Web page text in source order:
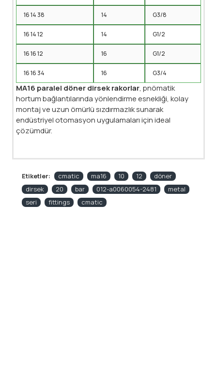
16 14 38 14 G3/8
16 14 12 14 G1/2
16 16 12 16 G1/2
16 16 34 16 G3/4
MA16 paralel döner dirsek rakorlar, pnömatik
hortum bağlantılarında yönlendirme esnekliği, kolay
montaj ve uzun ömürlü sızdırmazlık sunarak
endüstriyel otomasyon uygulamaları için ideal
çözümdür.
Etiketler: cmatic ma16 10 12
döner
dirsek
20 bar 012-a0060054-2481
metal
seri
fittings cmatic